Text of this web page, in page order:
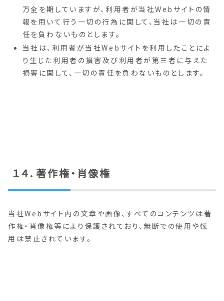
万全を期していますが、利用者が当社Webサイトの情
報を用いて行う一切の行為に関して、当社は一切の責
任を負わないものとします。
当社は、利用者が当社Webサイトを利用したことによ
り生じた利用者の損害及び利用者が第三者に与えた
損害に関して、一切の責任を負わないものとします。
１４．著作権・肖像権
当社Webサイト内の文章や画像、すべてのコンテンツは著
作権・肖像権等により保護されており、無断での使用や転
用は禁止されています。